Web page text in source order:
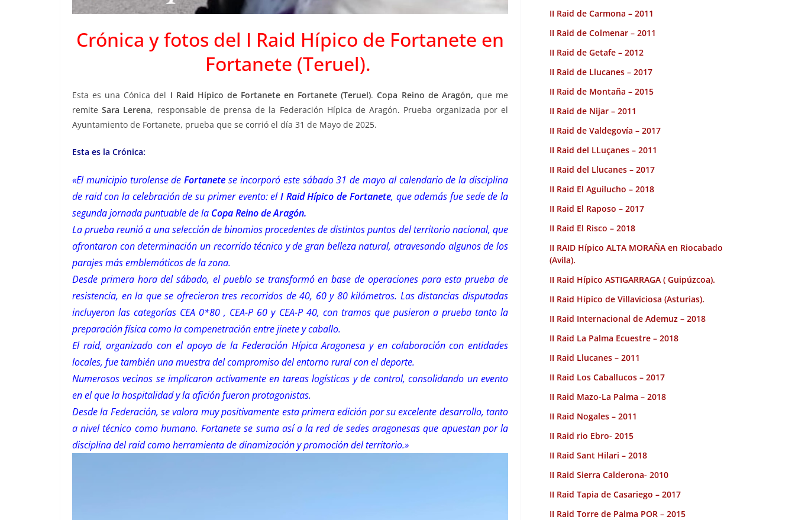
Crónica y fotos del I Raid Hípico de Fortanete en
Fortanete (Teruel).
Esta es una Cónica del I Raid Hípico de Fortanete en Fortanete (Teruel).Copa Reino de Aragón, que me
remiteSara Lerena, responsable de prensa de la Federación Hípica de Aragón. Prueba organizada por el
Ayuntamiento de Fortanete, prueba que se corrió el día 31 de Mayo de 2025.
Esta es la Crónica:
«El municipio turolense deFortanete se incorporó este sábado 31 de mayo alcalendario de la disciplina
de raid con la celebración de su primer evento: elI RaidHípico de Fortanete, que además fue sede de la
segunda jornada puntuable de la Copa Reino de Aragón.
La prueba reunió a una selección de binomios procedentes de distintos puntos delterritorio nacional, que
afrontaron con determinación un recorrido técnico y de gran belleza natural, atravesando algunos de los
parajes más emblemáticos de la zona.
Desde primera hora del sábado, el pueblo se transformó en base de operaciones paraesta prueba de
resistencia, en la que se ofrecieron tres recorridos de 40, 60 y 80kilómetros. Las distancias disputadas
incluyeron las categorías CEA 0*80 , CEA-P 60 y CEA-P 40, con tramos que pusieron a prueba tanto la
preparación física como lacompenetración entre jinete y caballo.
El raid, organizado con el apoyo de la Federación Hípica Aragonesa y en colaboracióncon entidades
locales, fue también una muestra del compromiso del entorno rural conel deporte.
Numerosos vecinos se implicaron activamente en tareas logísticas y de control, consolidando un evento
en el que la hospitalidad y la afición fueronprotagonistas.
Desde la Federación, se valora muy positivamente esta primera edición por suexcelente desarrollo, tanto
a nivel técnico como humano. Fortanete se suma así a lared de sedes aragonesas que apuestan por la
disciplina del raid como herramienta dedinamización y promoción del territorio.»
II Raid de Carmona – 2011
II Raid de Colmenar – 2011
II Raid de Getafe – 2012
II Raid de Llucanes – 2017
II Raid de Montaña – 2015
II Raid de Nijar – 2011
II Raid de Valdegovía – 2017
II Raid del LLuçanes – 2011
II Raid del Llucanes – 2017
II Raid El Aguilucho – 2018
II Raid El Raposo – 2017
II Raid El Risco – 2018
II RAID Hípico ALTA MORAÑA en Riocabado
(Avila).
II Raid Hípico ASTIGARRAGA ( Guipúzcoa).
II Raid Hípico de Villaviciosa (Asturias).
II Raid Internacional de Ademuz – 2018
II Raid La Palma Ecuestre – 2018
II Raid Llucanes – 2011
II Raid Los Caballucos – 2017
II Raid Mazo-La Palma – 2018
II Raid Nogales – 2011
II Raid rio Ebro- 2015
II Raid Sant Hilari – 2018
II Raid Sierra Calderona- 2010
II Raid Tapia de Casariego – 2017
II Raid Torre de Palma POR – 2015